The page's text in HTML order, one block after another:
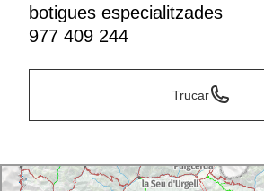
botigues especialitzades
977 409 244
Trucar